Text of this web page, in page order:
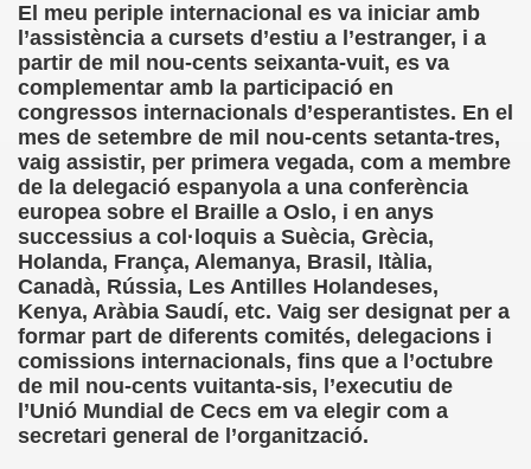
El meu periple internacional es va iniciar amb
l’assistència a cursets d’estiu a l’estranger, i a
partir de mil nou-cents seixanta-vuit, es va
complementar amb la participació en
congressos internacionals d’esperantistes. En el
mes de setembre de mil nou-cents setanta-tres,
vaig assistir, per primera vegada, com a membre
de la delegació espanyola a una conferència
europea sobre el Braille a Oslo, i en anys
successius a col·loquis a Suècia, Grècia,
Holanda, França, Alemanya, Brasil, Itàlia,
Canadà, Rússia, Les Antilles Holandeses,
Kenya, Aràbia Saudí, etc. Vaig ser designat per a
formar part de diferents comités, delegacions i
comissions internacionals, fins que a l’octubre
de mil nou-cents vuitanta-sis, l’executiu de
l’Unió Mundial de Cecs em va elegir com a
secretari general de l’organització.
(César Puente Fuente)
a Louis Braille (Alberto Gil)
Rosell Vera)
de los Niños Invidentes hasta la Puesta en Marcha de
de Pasado, de Presente y de Futuro (Equipos del
(Pedro Zurita)
(Pedro Zurita)
(Pedro Zurita)